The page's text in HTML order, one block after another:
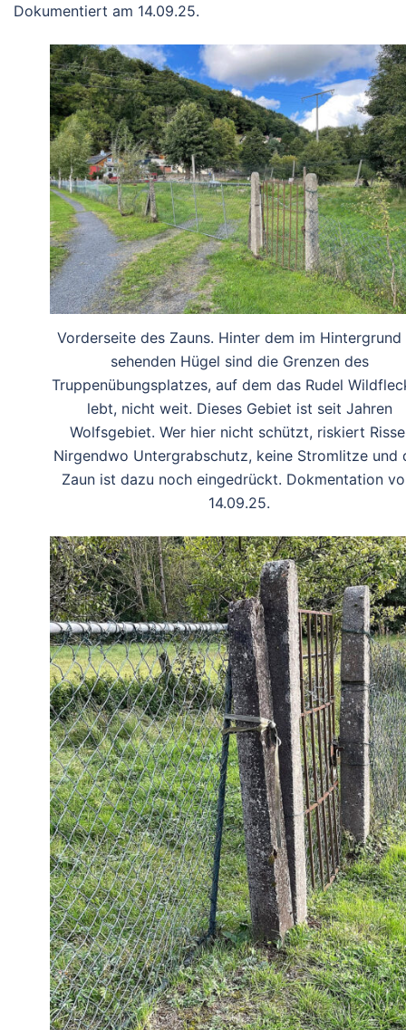
Dokumentiert am 14.09.25.
Vorderseite des Zauns. Hinter dem im Hintergrund
sehenden Hügel sind die Grenzen des
Truppenübungsplatzes, auf dem das Rudel
lebt, nicht weit. Dieses Gebiet ist seit Jahren
Wolfsgebiet. Wer hier nicht schützt, riskiert
Nirgendwo Untergrabschutz, keine Stromlitze und
Zaun ist dazu noch eingedrückt. Dokmentation
14.09.25.